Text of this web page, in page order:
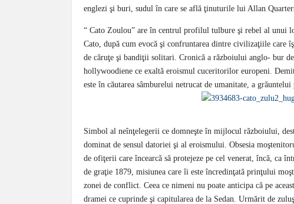
englezi şi buri, sudul în care se află ţinuturile lui Allan
“ Cato Zoulou” are în centrul profilul tulbure şi rebel al unui
Cato, după cum evocă şi confruntarea dintre civilizaţiile care
de căruţe şi bandiţii solitari. Cronică a războiului anglo- bur
hollywoodiene ce exaltă eroismul cuceritorilor europeni.
este în căutarea sâmburelui netrucat de umanitate, a
Simbol al neînţelegerii ce domneşte în mijlocul războiului,
dominat de sensul datoriei şi al eroismului. Obsesia
de ofiţerii care încearcă să protejeze pe cel venerat, încă, ca
de graţie 1879, misiunea care îi este încredinţată prinţului
zonei de conflict. Ceea ce nimeni nu poate anticipa că pe
dramei ce cuprinde şi capitularea de la Sedan. Urmărit de